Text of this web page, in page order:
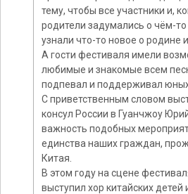
тему, чтобы все участники и,
родители задумались о чём-
узнали что-то новое о родине
А гости фестиваля имели
любимые и знакомые всем
подпевал и поддерживал юных
С приветственным словом
консул России в Гуанчжоу
важность подобных
единства наших граждан,
Китая.
В этом году на сцене
выступил хор китайских